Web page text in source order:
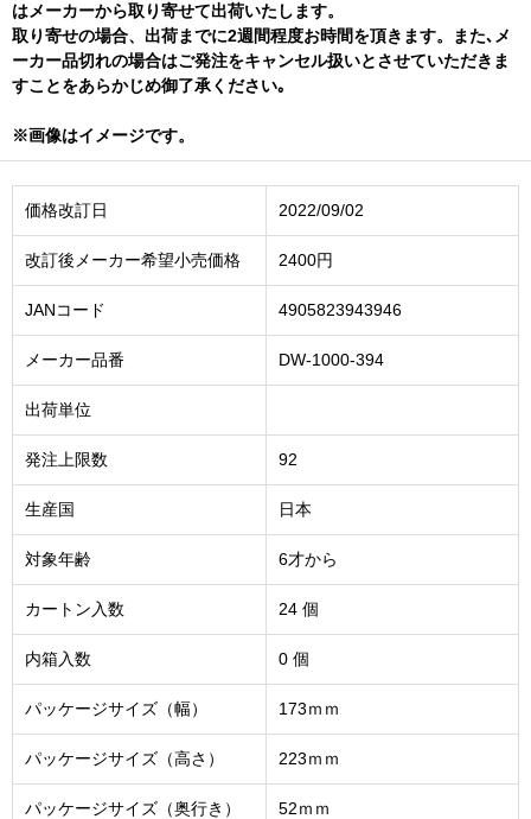
はメーカーから取り寄せて出荷いたします。
取り寄せの場合、出荷までに2週間程度お時間を頂きます。また､メ
ーカー品切れの場合はご発注をキャンセル扱いとさせていただきま
すことをあらかじめ御了承ください｡
※画像はイメージです。
価格改訂日 2022/09/02
改訂後メーカー希望小売価格 2400円
JANコード 4905823943946
メーカー品番 DW-1000-394
出荷単位
発注上限数 92
生産国 日本
対象年齢 6才から
カートン入数 24 個
内箱入数 0 個
パッケージサイズ（幅） 173ｍｍ
パッケージサイズ（高さ） 223ｍｍ
パッケージサイズ（奥行き） 52ｍｍ